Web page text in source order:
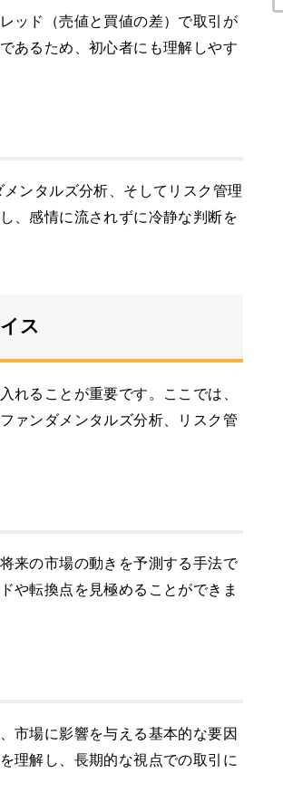
ッド（売値と買値の差）で取引が
あるため、初心者にも理解しやす
ンタルズ分析、そしてリスク管理
、感情に流されずに冷静な判断を
ス
れることが重要です。ここでは、
ァンダメンタルズ分析、リスク管
来の市場の動きを予測する手法で
や転換点を見極めることができま
市場に影響を与える基本的な要因
理解し、長期的な視点での取引に